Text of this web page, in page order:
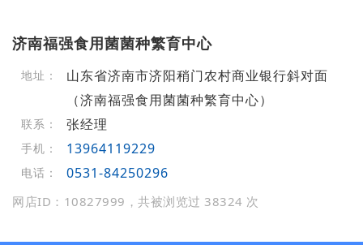
济南福强食用菌菌种繁育中心
地址：
山东省济南市济阳稍门农村商业银行斜对面
（济南福强食用菌菌种繁育中心）
联系： 张经理
手机： 13964119229
电话： 0531-84250296
网店ID：10827999，共被浏览过 38324 次